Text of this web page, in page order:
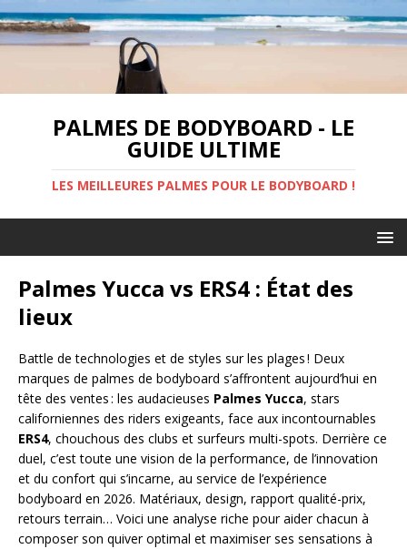
PALMES DE BODYBOARD - LE
GUIDE ULTIME
LES MEILLEURES PALMES POUR LE BODYBOARD !
Palmes Yucca vs ERS4 : État des
lieux
Battle de technologies et de styles sur les plages ! Deux
marques de palmes de bodyboard s’affrontent aujourd’hui en
tête des ventes : les audacieuses Palmes Yucca, stars
californiennes des riders exigeants, face aux incontournables
ERS4, chouchous des clubs et surfeurs multi-spots. Derrière ce
duel, c’est toute une vision de la performance, de l’innovation
et du confort qui s’incarne, au service de l’expérience
bodyboard en 2026. Matériaux, design, rapport qualité-prix,
retours terrain… Voici une analyse riche pour aider chacun à
composer son quiver optimal et maximiser ses sensations à